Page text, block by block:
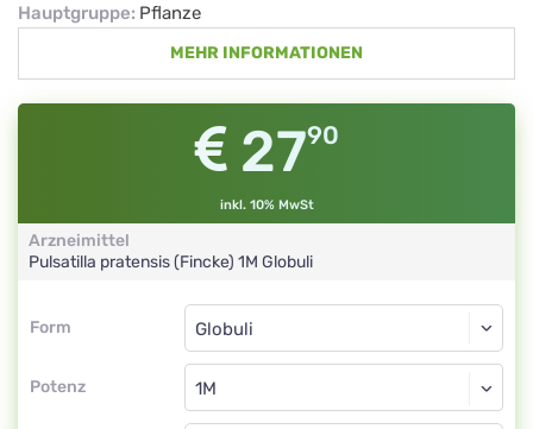
Hauptgruppe: Pflanze
MEHR INFORMATIONEN
2790
inkl. 10% MwSt
Arzneimittel
Pulsatilla pratensis (Fincke) 1M Globuli
Form
Form
Potenz
Globuli
1M